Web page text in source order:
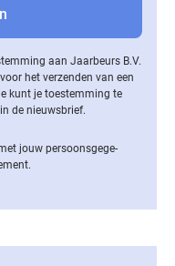
aan Jaarbeurs B.V.
het verzenden van een
kunt je toestemming te
de nieuwsbrief.
jouw per­soons­ge­ge­